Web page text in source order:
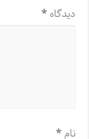
دیدگاه*
نام*